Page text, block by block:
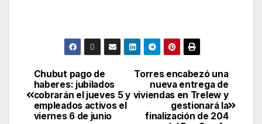
Navegación
de
Torres encabezó una
nueva entrega de
viviendas en Trelew y
gestionará la
finalización de 204
Chubut pago de
haberes: jubilados
cobrarán el jueves 5 y
empleados activos el
viernes 6 de junio